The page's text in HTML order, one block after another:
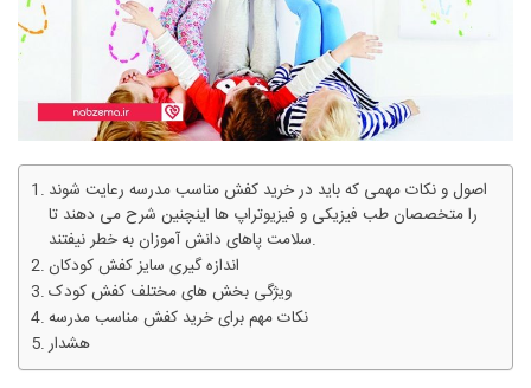
اصول و نکات مهمی که باید در خرید کفش مناسب مدرسه رعایت شوند
را متخصصان طب فیزیکی و فیزیوتراپ ها اینچنین شرح می دهند تا
سلامت پاهای دانش آموزان به خطر نیفتند.
اندازه گیری سایز کفش کودکان
ویژگی بخش های مختلف کفش کودک
نکات مهم برای خرید کفش مناسب مدرسه
هشدار